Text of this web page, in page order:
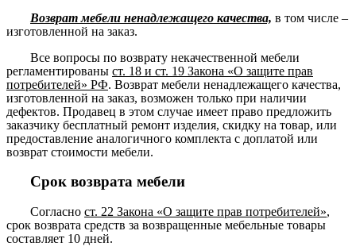
Возврат мебели ненадлежащего качества, в том числе –
изготовленной на заказ.
Все вопросы по возврату некачественной мебели
регламентированы ст. 18 и ст. 19 Закона «О защите прав
потребителей» РФ. Возврат мебели ненадлежащего качества,
изготовленной на заказ, возможен только при наличии
дефектов. Продавец в этом случае имеет право предложить
заказчику бесплатный ремонт изделия, скидку на товар, или
предоставление аналогичного комплекта с доплатой или
возврат стоимости мебели.
Срок возврата мебели
Согласно ст. 22 Закона «О защите прав потребителей»,
срок возврата средств за возвращенные мебельные товары
составляет 10 дней.